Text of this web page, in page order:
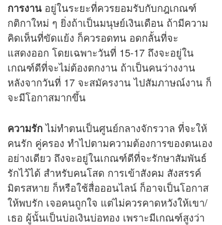
การงาน อยู่ในระยะที่ควรยอมรับกับกฎเกณฑ์
กติกาใหม่ ๆ ยิ่งถ้าเป็นมนุษย์เงินเดือน ถ้ามีความ
คิดเห็นที่ขัดแย้ง ก็ควรอดทน อดกลั้นที่จะ
แสดงออก โดยเฉพาะวันที่ 15-17 ถึงจะอยู่ใน
เกณฑ์ดีที่จะไม่ต้องตกงาน ถ้าเป็นคนว่างงาน
หลังจากวันที่ 17 จะสมัครงาน ไปสัมภาษณ์งาน ก็
จะมีโอกาสมากขึ้น
ความรักไม่ทำตนเป็นศูนย์กลางจักรวาล ที่จะให้
คนรัก คู่ครอง ทำไปตามความต้องการของตนเอง
อย่างเดียว ถึงจะอยู่ในเกณฑ์ดีที่จะรักษาสัมพันธ์
รักไว้ได้ สำหรับคนโสด การเข้าสังคม สังสรรค์
มิตรสหาย ก็หรือใช้สื่อออนไลน์ ก็อาจเป็นโอกาส
ให้พบรัก เจอคนถูกใจ แต่ไม่ควรคาดหวังให้เขา/
เธอ ผู้นั้นเป็นบ่อเงินบ่อทอง เพราะมีเกณฑ์สูงว่า